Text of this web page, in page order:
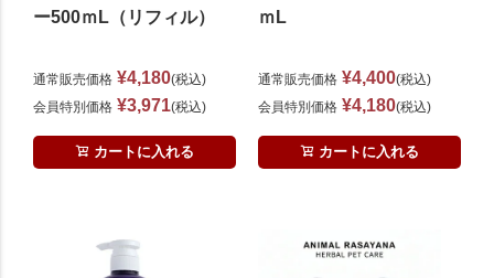
ー500ｍL（リフィル）
通常販売価格 ¥4,180 税込
会員特別価格 ¥3,971 税込
カートに入れる
ｍL
通常販売価格 ¥4,400 税込
会員特別価格 ¥4,180 税込
カートに入れる